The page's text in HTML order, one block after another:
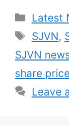
Latest
Tags
SJVN,
SJVN
share
Leave